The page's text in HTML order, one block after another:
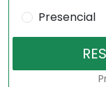
Presencial